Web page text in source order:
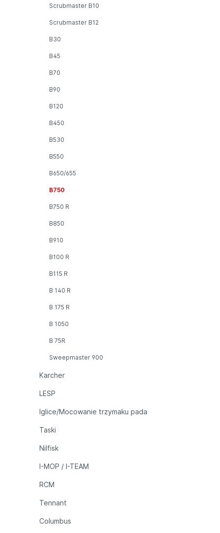
Scrubmaster B10
Scrubmaster B12
B30
B45
B70
B90
B120
B450
B530
B550
B650/655
B750
B750 R
B850
B910
B100 R
B115 R
B 140 R
B 175 R
B 1050
B 75R
Sweepmaster 900
Karcher
LESP
Iglice/Mocowanie trzymaku pada
Taski
Nilfisk
I-MOP / I-TEAM
RCM
Tennant
Columbus